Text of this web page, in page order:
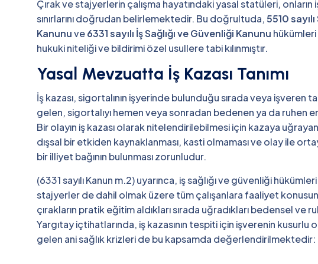
Çırak ve stajyerlerin çalışma hayatındaki yasal statüleri, onların
sınırlarını doğrudan belirlemektedir. Bu doğrultuda,5510
Kanunuve6331 sayılı İş Sağlığı ve Güvenliği Kanunu hükümleri
hukuki niteliği ve bildirimi özel usullere tabi kılınmıştır.
Yasal Mevzuatta İş Kazası Tanımı
İş kazası, sigortalının işyerinde bulunduğu sırada veya
gelen, sigortalıyı hemen veya sonradan bedenen ya da ruhen
Bir olayın iş kazası olarak nitelendirilebilmesi için kazaya
dışsal bir etkiden kaynaklanması, kasti olmaması ve olay ile
bir illiyet bağının bulunması zorunludur.
(6331 sayılı Kanun m.2) uyarınca, iş sağlığı ve güvenliği
stajyerler de dahil olmak üzere tüm çalışanlara faaliyet
çırakların pratik eğitim aldıkları sırada uğradıkları bedensel
Yargıtay içtihatlarında, iş kazasının tespiti için işverenin kusurlu
gelen ani sağlık krizleri de bu kapsamda değerlendirilmektedir: